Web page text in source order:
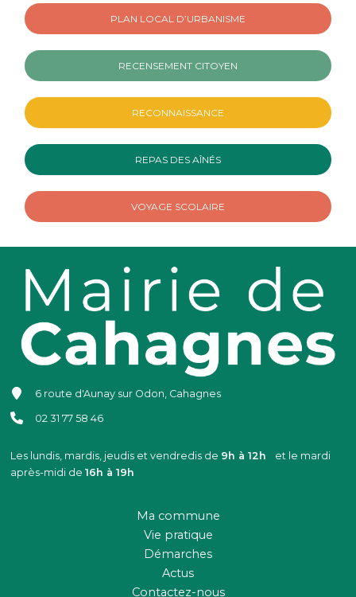
PLAN LOCAL D’URBANISME
RECENSEMENT CITOYEN
RECONNAISSANCE
REPAS DES AÎNÉS
VOYAGE SCOLAIRE
6 route d'Aunay sur Odon, Cahagnes
02 31 77 58 46
Les lundis, mardis, jeudis et vendredis de 9h à 12h et le mardi
après-midi de16h à 19h
Ma commune
Vie pratique
Démarches
Actus
Contactez-nous